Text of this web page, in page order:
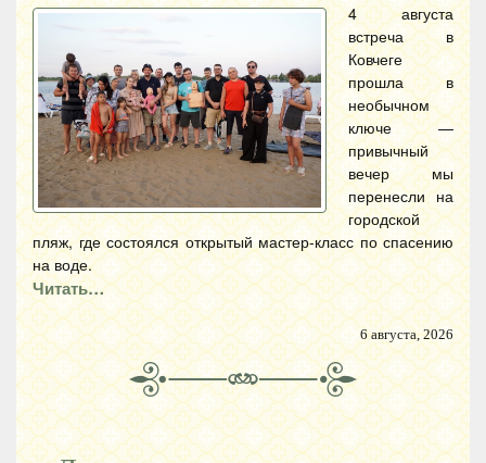
4 августа
встреча в
Ковчеге
прошла в
необычном
ключе —
привычный
вечер мы
перенесли на
городской
пляж, где состоялся открытый мастер-класс по спасению
на воде.
Читать…
6 августа, 2026